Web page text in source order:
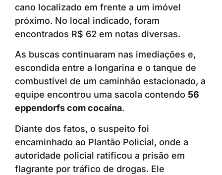
cano localizado em frente a um imóvel
próximo. No local indicado, foram
encontrados R$ 62 em notas diversas.
As buscas continuaram nas imediações e,
escondida entre a longarina e o tanque de
combustível de um caminhão estacionado, a
equipe encontrou uma sacola contendo 56
eppendorfs com cocaína.
Diante dos fatos, o suspeito foi
encaminhado ao Plantão Policial, onde a
autoridade policial ratificou a prisão em
flagrante por tráfico de drogas. Ele